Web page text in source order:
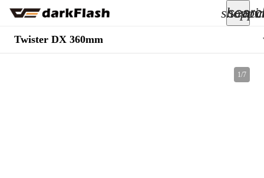
keyboard_arrow_down
Twister DX 360mm
1/7